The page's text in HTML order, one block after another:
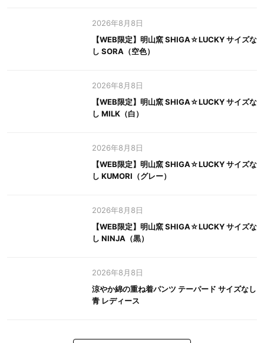
2026年8月8日
【WEB限定】明山窯 SHIGA☆LUCKY サイズな
し SORA（空色）
2026年8月8日
【WEB限定】明山窯 SHIGA☆LUCKY サイズな
し MILK（白）
2026年8月8日
【WEB限定】明山窯 SHIGA☆LUCKY サイズな
し KUMORI（グレー）
2026年8月8日
【WEB限定】明山窯 SHIGA☆LUCKY サイズな
し NINJA（黒）
2026年8月8日
涼やか綿の重ね着パンツ テーパード サイズなし
青 レディース